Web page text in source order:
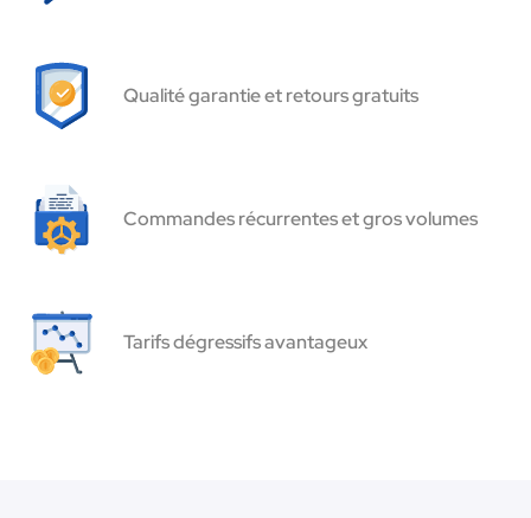
Qualité garantie et retours gratuits
Commandes récurrentes et gros volumes
Tarifs dégressifs avantageux